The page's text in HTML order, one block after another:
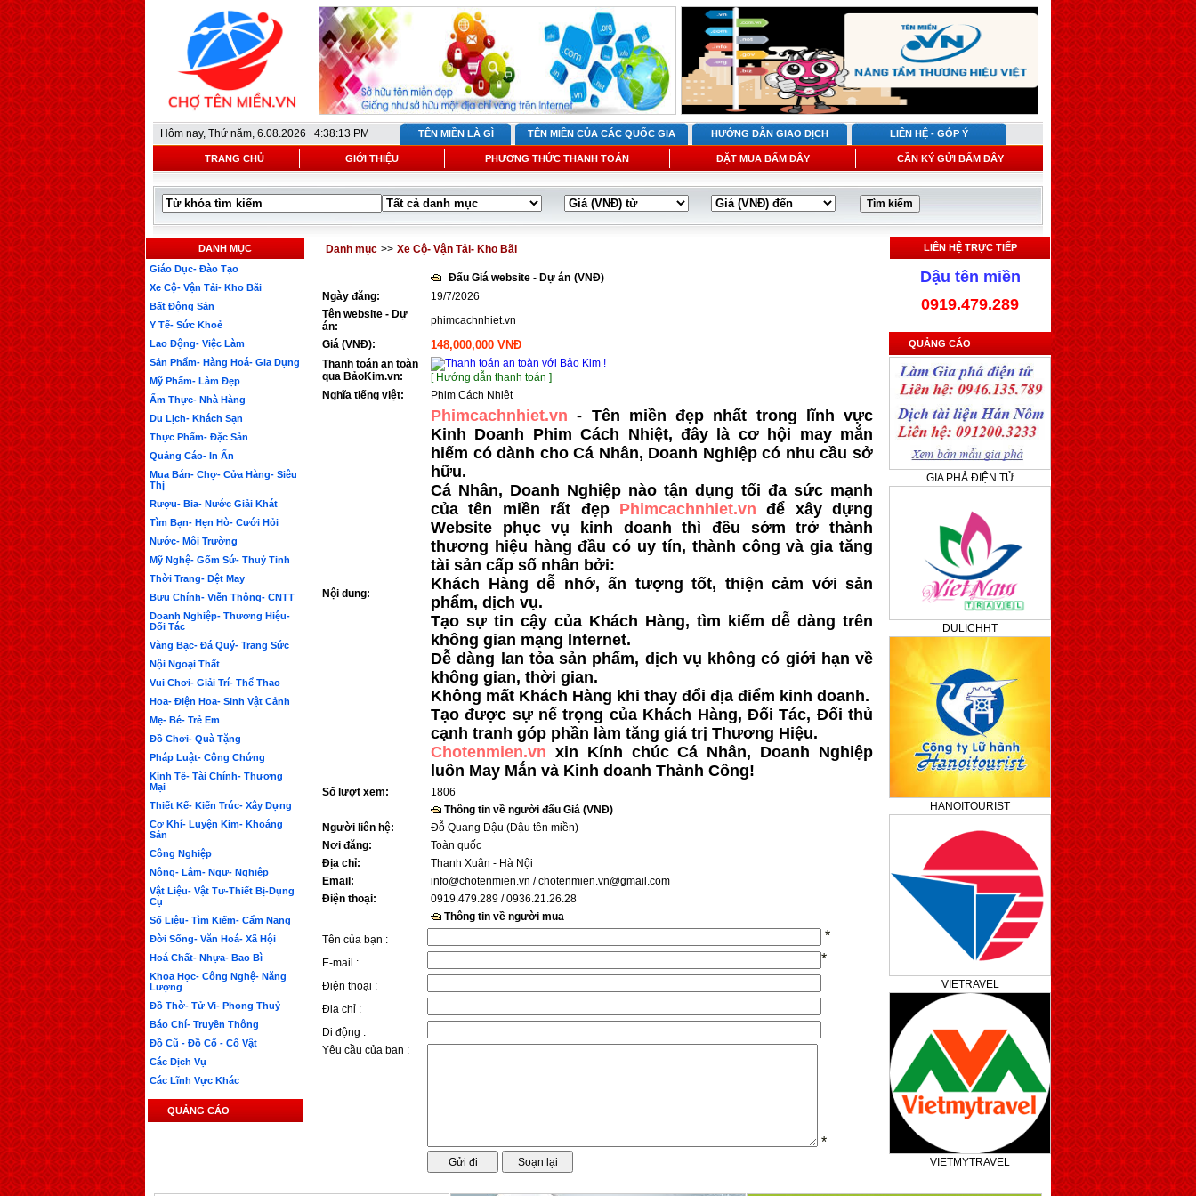
Hôm nay, Thứ năm, 6.08.2026 4:38:13 PM TÊN MIỀN LÀ GÌ TÊN MIỀN CỦA CÁC QUỐC GIA HƯỚNG DẪN GIAO DỊCH LIÊN HỆ - GÓP Ý
TRANG CHỦ GIỚI THIỆU PHƯƠNG THỨC THANH TOÁN ĐẶT MUA BẤM ĐÂY CẦN KÝ GỬI BẤM ĐÂY
DANH MỤC
Giáo Dục- Đào Tạo
Xe Cộ- Vận Tải- Kho Bãi
Bất Động Sản
Y Tế- Sức Khoẻ
Lao Động- Việc Làm
Sản Phẩm- Hàng Hoá- Gia Dụng
Mỹ Phẩm- Làm Đẹp
Ẩm Thực- Nhà Hàng
Du Lịch- Khách Sạn
Thực Phẩm- Đặc Sản
Quảng Cáo- In Ấn
Mua Bán- Chợ- Cửa Hàng- Siêu
Thị
Rượu- Bia- Nước Giải Khát
Tìm Bạn- Hẹn Hò- Cưới Hỏi
Nước- Môi Trường
Mỹ Nghệ- Gốm Sứ- Thuỷ Tinh
Thời Trang- Dệt May
Bưu Chính- Viễn Thông- CNTT
Doanh Nghiệp- Thương Hiệu-
Đối Tác
Vàng Bạc- Đá Quý- Trang Sức
Nội Ngoại Thất
Vui Chơi- Giải Trí- Thể Thao
Hoa- Điện Hoa- Sinh Vật Cảnh
Mẹ- Bé- Trẻ Em
Đồ Chơi- Quà Tặng
Pháp Luật- Công Chứng
Kinh Tế- Tài Chính- Thương
Mại
Thiết Kế- Kiến Trúc- Xây Dựng
Cơ Khí- Luyện Kim- Khoáng
Sản
Công Nghiệp
Nông- Lâm- Ngư- Nghiệp
Vật Liệu- Vật Tư-Thiết Bị-Dụng
Cụ
Số Liệu- Tìm Kiếm- Cẩm Nang
Đời Sống- Văn Hoá- Xã Hội
Hoá Chất- Nhựa- Bao Bì
Khoa Học- Công Nghệ- Năng
Lượng
Đồ Thờ- Tử Vi- Phong Thuỷ
Báo Chí- Truyền Thông
Đồ Cũ - Đồ Cổ - Cổ Vật
Các Dịch Vụ
Các Lĩnh Vực Khác
QUẢNG CÁO
Danh mục >> Xe Cộ- Vận Tải- Kho Bãi
Đấu Giá website - Dự án (VNĐ)
Ngày đăng:
19/7/2026
Tên website - Dự
án:
phimcachnhiet.vn
Giá (VNĐ):
148,000,000 VNĐ
Thanh toán an toàn
qua BảoKim.vn:
[ Hướng dẫn thanh toán ]
Nghĩa tiếng việt:
Phim Cách Nhiệt
Nội dung:
Phimcachnhiet.vn - Tên miền đẹp nhất trong lĩnh vực
Kinh Doanh Phim Cách Nhiệt, đây là cơ hội may mắn
hiếm có dành cho Cá Nhân, Doanh Nghiệp có nhu cầu sở
hữu.
Cá Nhân, Doanh Nghiệp nào tận dụng tối đa sức mạnh
của tên miền rất đẹp Phimcachnhiet.vnđể xây dựng
Website phục vụ kinh doanh thì đều sớm trở thành
thương hiệu hàng đầu có uy tín, thành công và gia tăng
tài sản cấp số nhân bởi:
Khách Hàng dễ nhớ, ấn tượng tốt, thiện cảm với sản
phẩm, dịch vụ.
Tạo sự tin cậy của Khách Hàng, tìm kiếm dễ dàng trên
không gian mạng Internet.
Dễ dàng lan tỏa sản phẩm, dịch vụ không có giới hạn về
không gian, thời gian.
Không mất Khách Hàng khi thay đổi địa điểm kinh doanh.
Tạo được sự nể trọng của Khách Hàng, Đối Tác, Đối thủ
cạnh tranh góp phần làm tăng giá trị Thương Hiệu.
Chotenmien.vn xin Kính chúc Cá Nhân, Doanh Nghiệp
luôn May Mắn và Kinh doanh Thành Công!
Số lượt xem:
1806
Thông tin về người đấu Giá (VNĐ)
Người liên hệ:
Đỗ Quang Dậu (Dậu tên miền)
Nơi đăng:
Toàn quốc
Địa chỉ:
Thanh Xuân - Hà Nội
Email:
info@chotenmien.vn / chotenmien.vn@gmail.com
Điện thoại:
0919.479.289 / 0936.21.26.28
Thông tin về người mua
Tên của bạn :
*
E-mail : *
Điện thoại :
Địa chỉ :
Di động :
Yêu cầu của bạn :
*
LIÊN HỆ TRỰC TIẾP
Dậu tên miền
0919.479.289
QUẢNG CÁO
GIA PHẢ ĐIỆN TỬ
DULICHHT
HANOITOURIST
VIETRAVEL
VIETMYTRAVEL